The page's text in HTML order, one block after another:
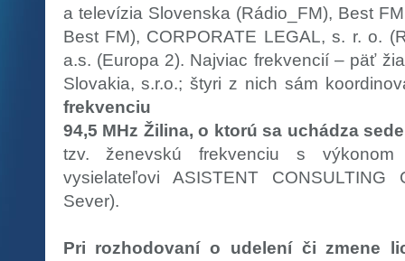
a televízia Slovenska (Rádio_FM), Best
Best FM), CORPORATE LEGAL, s. r. o.
a.s. (Europa 2). Najviac frekvencií – päť
Slovakia, s.r.o.; štyri z nich sám
frekvenciu
94,5 MHz Žilina, o ktorú sa uchádza
tzv. ženevskú frekvenciu s
vysielateľovi ASISTENT CONSULTING
Sever).
Pri rozhodovaní o udelení či zmene